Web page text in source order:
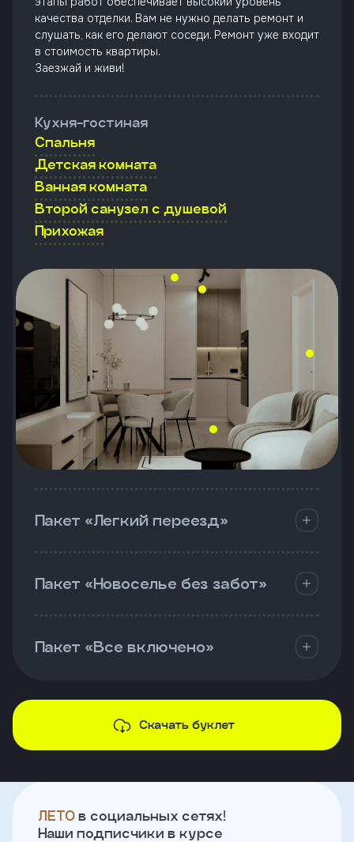
качества отделки. Вам не нужно делать ремонт и
слушать, как его делают соседи. Ремонт уже входит
в стоимость квартиры.
Заезжай и живи!
Кухня-гостиная
Спальня
Детская комната
Ванная комната
Второй санузел с душевой
Прихожая
Пакет «Легкий переезд»
Пакет «Новоселье без забот»
Пакет «Все включено»
Скачать буклет
ЛЕТО в социальных сетях!
Наши подписчики в курсе